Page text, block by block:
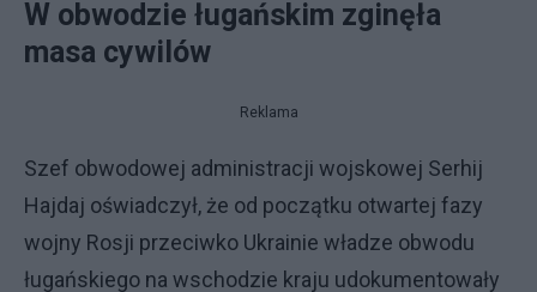
W obwodzie ługańskim zginęła
masa cywilów
Reklama
Szef obwodowej administracji wojskowej Serhij
Hajdaj oświadczył, że od początku otwartej fazy
wojny Rosji przeciwko Ukrainie władze obwodu
ługańskiego na wschodzie kraju udokumentowały